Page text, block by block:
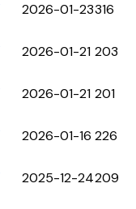
2026-01-23316
2026-01-21 203
2026-01-21 201
2026-01-16 226
2025-12-24209